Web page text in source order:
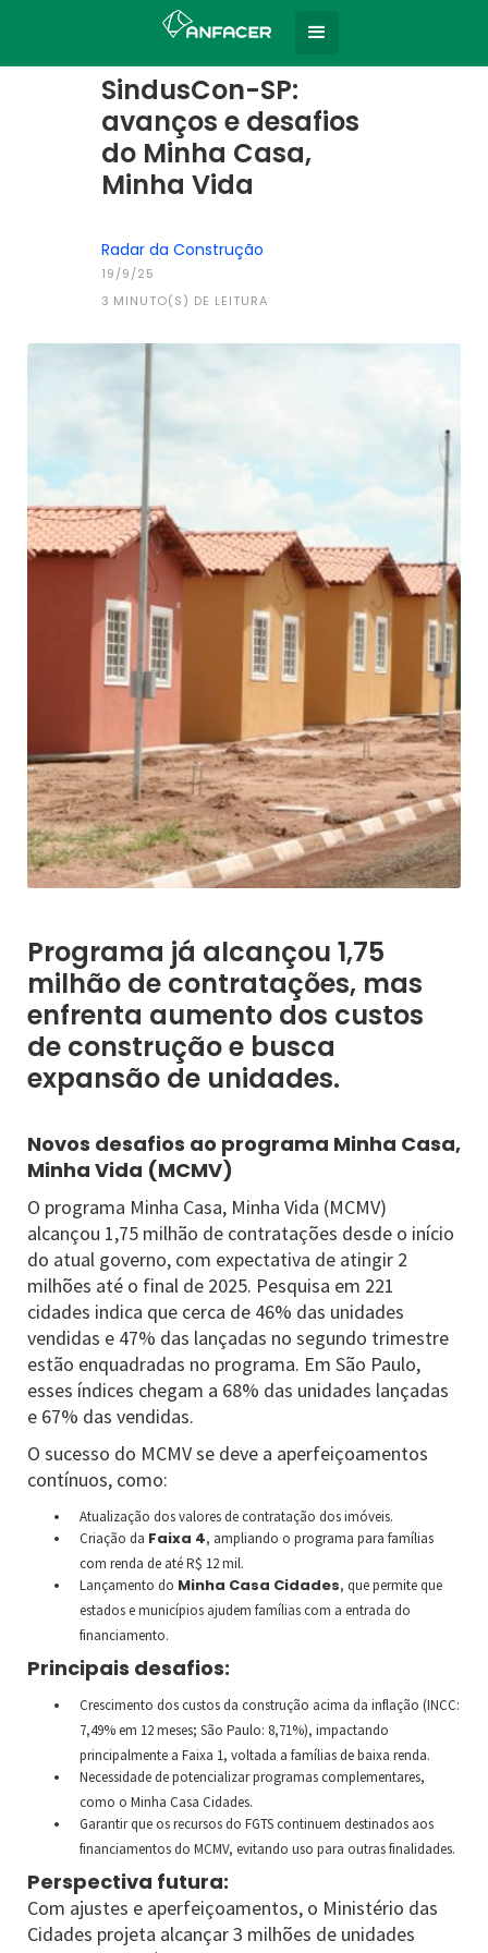
Todas as notícias
SindusCon-SP:
avanços e desafios
do Minha Casa,
Minha Vida
Radar da Construção
19/9/25
3 MINUTO(S) DE LEITURA
Programa já alcançou 1,75
milhão de contratações, mas
enfrenta aumento dos custos
de construção e busca
expansão de unidades.
Novos desafios ao programa Minha Casa,
Minha Vida (MCMV)
O programa Minha Casa, Minha Vida (MCMV)
alcançou 1,75 milhão de contratações desde o início
do atual governo, com expectativa de atingir 2
milhões até o final de 2025. Pesquisa em 221
cidades indica que cerca de 46% das unidades
vendidas e 47% das lançadas no segundo trimestre
estão enquadradas no programa. Em São Paulo,
esses índices chegam a 68% das unidades lançadas
e 67% das vendidas.
O sucesso do MCMV se deve a aperfeiçoamentos
contínuos, como:
Atualização dos valores de contratação dos imóveis.
Criação da Faixa 4, ampliando o programa para famílias
com renda de até R$ 12 mil.
Lançamento do Minha Casa Cidades, que permite que
estados e municípios ajudem famílias com a entrada do
financiamento.
Principais desafios:
Crescimento dos custos da construção acima da inflação (INCC:
7,49% em 12 meses; São Paulo: 8,71%), impactando
principalmente a Faixa 1, voltada a famílias de baixa renda.
Necessidade de potencializar programas complementares,
como o Minha Casa Cidades.
Garantir que os recursos do FGTS continuem destinados aos
financiamentos do MCMV, evitando uso para outras finalidades.
Perspectiva futura:
Com ajustes e aperfeiçoamentos, o Ministério das
Cidades projeta alcançar 3 milhões de unidades